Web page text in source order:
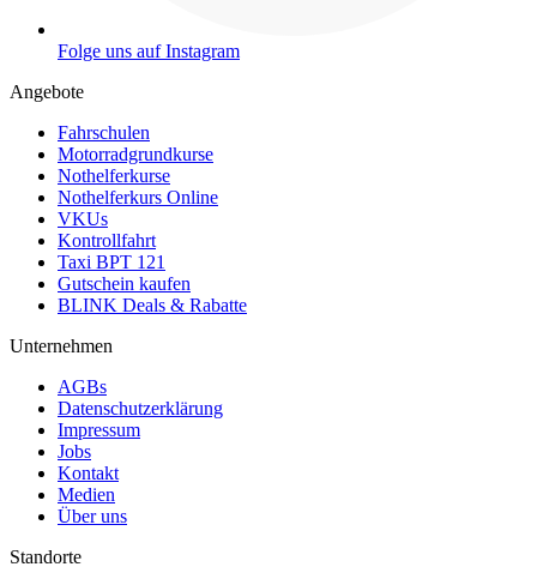
Folge uns auf Instagram
Angebote
Fahrschulen
Motorradgrundkurse
Nothelferkurse
Nothelferkurs Online
VKUs
Kontrollfahrt
Taxi BPT 121
Gutschein kaufen
BLINK Deals & Rabatte
Unternehmen
AGBs
Datenschutzerklärung
Impressum
Jobs
Kontakt
Medien
Über uns
Standorte